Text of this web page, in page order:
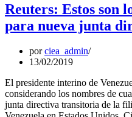
Reuters: Estos son
para nueva junta
porciea_admin
13/02/2019
El presidente interino de
considerando los nombres de
junta directiva transitoria de la